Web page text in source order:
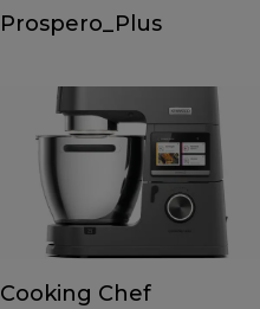
Prospero_Plus
Cooking Chef